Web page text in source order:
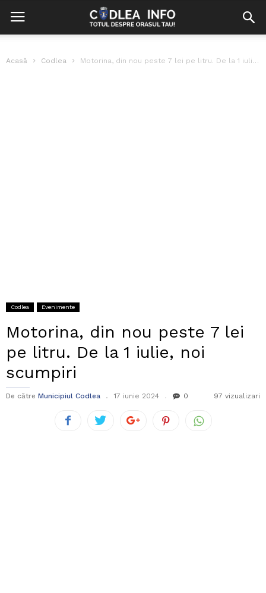
Acasă Codlea Motorina, din nou peste 7 lei pe litru. De la 1 iulie,...
Codlea Evenimente
Motorina, din nou peste 7 lei
pe litru. De la 1 iulie, noi
scumpiri
De către Municipiul Codlea 17 iunie 2024 0 97 vizualizari